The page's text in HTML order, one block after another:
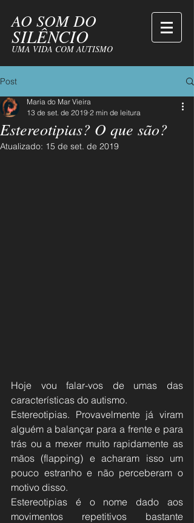
AO SOM DO
SILÊNCIO
UMA VIDA COM AUTISMO
Post
Estereotipias? O que são?
Maria do Mar Vieira
13 de set. de 2019 2 min de leitura
Atualizado: 15 de set. de 2019
Hoje vou falar-vos de umas das
características do autismo.
Estereotipias. Provavelmente já viram
alguém a balançar para a frente e para
trás ou a mexer muito rapidamente as
mãos (flapping) e acharam isso um
pouco estranho e não perceberam o
motivo disso.
Estereotipias é o nome dado aos
movimentos repetitivos bastante